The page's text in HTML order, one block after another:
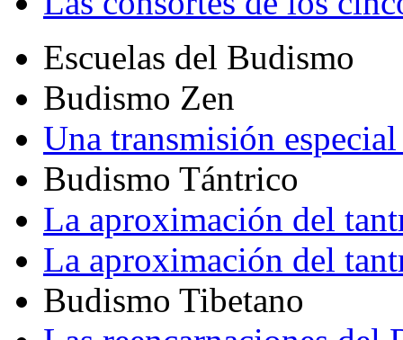
Escuelas del Budismo
Budismo Zen
Una transmisión
Budismo Tántrico
La aproximación del
La aproximación del
Budismo Tibetano